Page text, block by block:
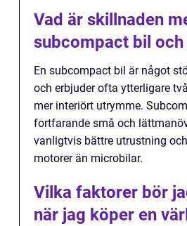
Vad är skillnaden
subcompact bil
En subcompact bil är något
och erbjuder ofta ytterligare
mer interiört utrymme.
fortfarande små och
vanligtvis bättre utrustning
motorer än microbilar.
Vilka faktorer bör
när jag köper en